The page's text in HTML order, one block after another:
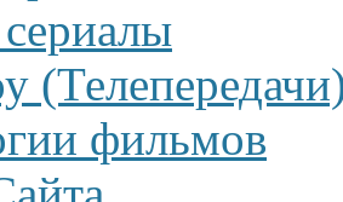
фильмов